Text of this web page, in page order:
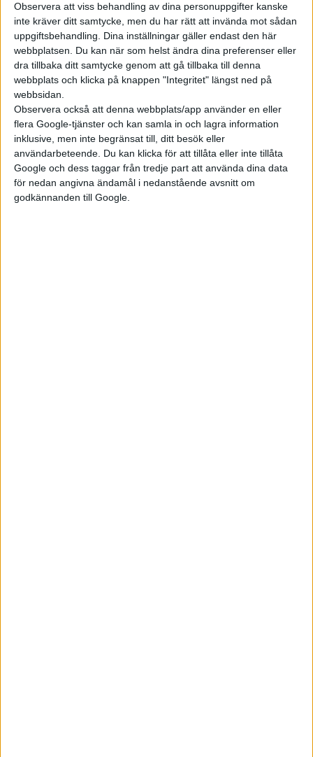
Observera att viss behandling av dina personuppgifter kanske
inte kräver ditt samtycke, men du har rätt att invända mot sådan
uppgiftsbehandling. Dina inställningar gäller endast den här
webbplatsen. Du kan när som helst ändra dina preferenser eller
dra tillbaka ditt samtycke genom att gå tillbaka till denna
webbplats och klicka på knappen "Integritet" längst ned på
webbsidan.
Observera också att denna webbplats/app använder en eller
flera Google-tjänster och kan samla in och lagra information
inklusive, men inte begränsat till, ditt besök eller
användarbeteende. Du kan klicka för att tillåta eller inte tillåta
Google och dess taggar från tredje part att använda dina data
för nedan angivna ändamål i nedanstående avsnitt om
godkännanden till Google.
över 50 mil.
Instegsversionen ID.3 City har ett batteripaket på 45 kWh som
ska ge en räckvidd på 33 mil enligt WLTP och ett startpris på
399 900 kronor, innan miljöbonus på 60 000 kronor.
Steget upp till nästa version Life som har det större batteriet
är 35 000 kronor för ID.3 och 63 000 kronor för ID.4.
ID.4 kommer ut till handlare i mars.